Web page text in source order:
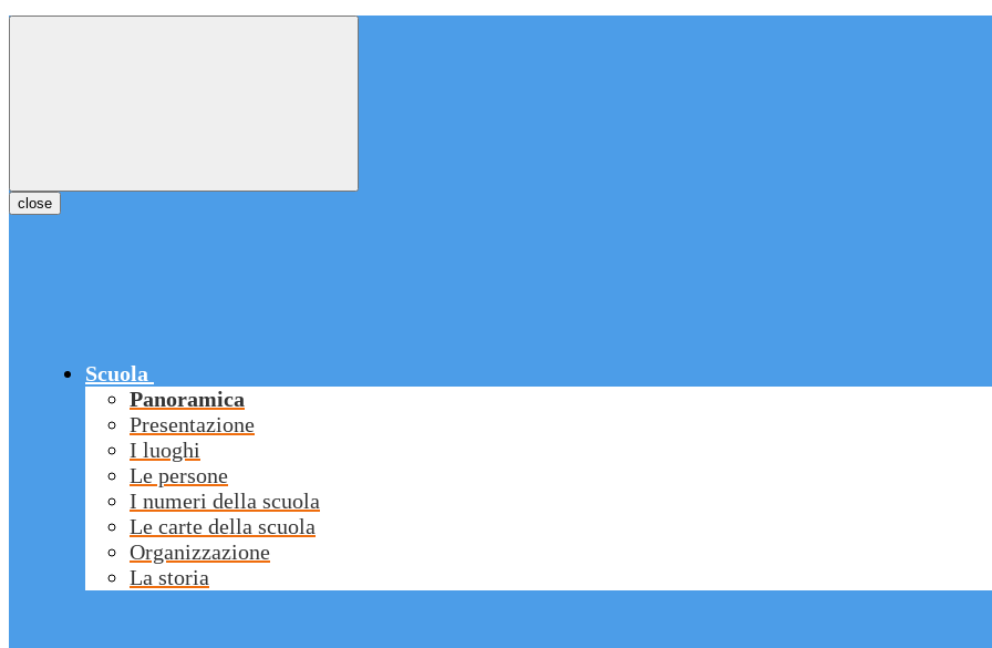
close
Scuola
Panoramica
Presentazione
I luoghi
Le persone
I numeri della scuola
Le carte della scuola
Organizzazione
La storia